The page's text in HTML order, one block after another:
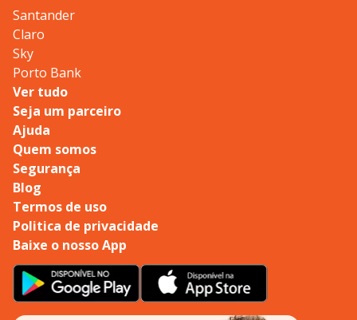
Santander
Claro
Sky
Porto Bank
Ver tudo
Seja um parceiro
Ajuda
Quem somos
Segurança
Blog
Termos de uso
Politica de privacidade
Baixe o nosso App